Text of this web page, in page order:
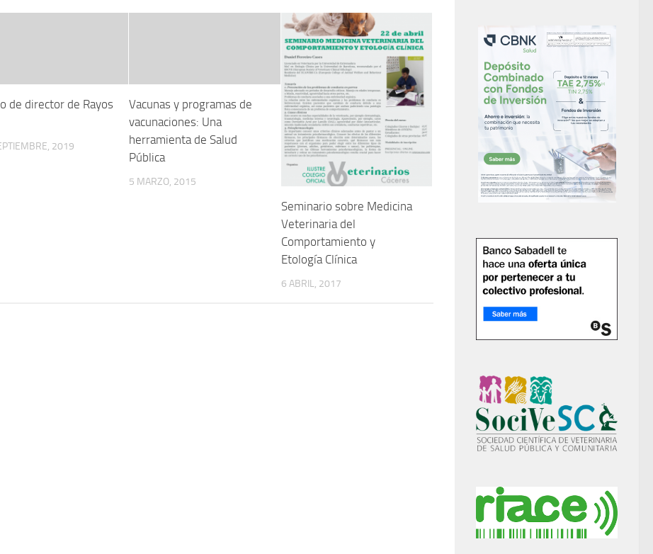
de director de Rayos
2019
Vacunas y programas de
vacunaciones: Una
herramienta de Salud
Pública
5 MARZO, 2015
Seminario sobre Medicina
Veterinaria del
Comportamiento y
Etología Clínica
6 ABRIL, 2017